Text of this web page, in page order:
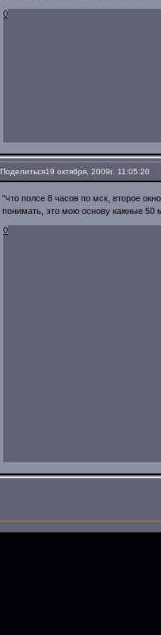
0
Поделиться19 октября, 2009г. 11:05:20
"что полсе 8 часов по мск, второе
понимать, это мою основу кажные 50
0